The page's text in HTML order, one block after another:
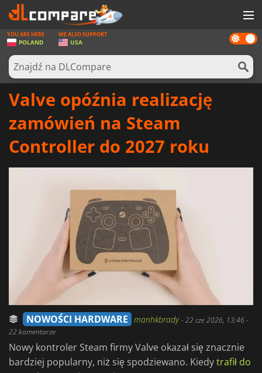
GRY
KARTY DO GIER
OPROGRAMOWANIE
Dark
mode
YOU ARE HERE
POLAND
WE ALSO SUPPORT
USA
Valve opóźnia realizację
zamówień na Steam
Controller do 2027 roku
NOWOŚCI HARDWARE manhkbrady-22 cze 2026, 13:46-
22 komentarze
Nowy kontroler Steam firmy Valve okazał się znacznie
bardziej popularny, niż się spodziewano. Kiedytrafił do